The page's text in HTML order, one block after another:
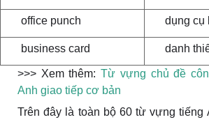
office punch dụng cụ
business card danh
>>> Xem thêm:Từ vựng chủ đề
Anh giao tiếp cơ bản
Trên đây là toàn bộ 60 từ vựng tiếng